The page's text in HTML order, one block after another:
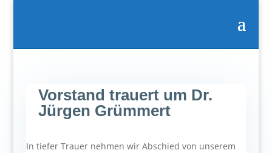
Vorstand trauert um Dr.
Jürgen Grümmert
In tiefer Trauer nehmen wir Abschied von unserem